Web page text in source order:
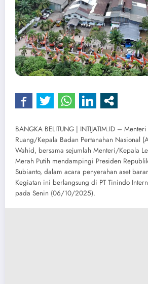
BANGKA BELITUNG | INTIJATIM.ID –
Ruang/Kepala Badan Pertanahan Nasional
Wahid, bersama sejumlah Menteri/Kepala
Merah Putih mendampingi Presiden
Subianto, dalam acara penyerahan aset
Kegiatan ini berlangsung di PT Tinindo
pada Senin (06/10/2025).